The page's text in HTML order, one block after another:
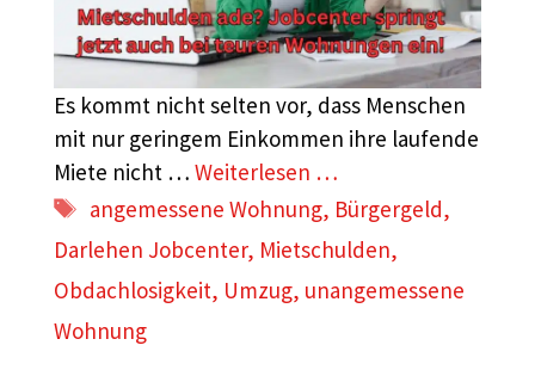
Es kommt nicht selten vor, dass Menschen
mit nur geringem Einkommen ihre laufende
Miete nicht … Weiterlesen …
Schlagwörter
angemessene Wohnung, Bürgergeld,
Darlehen Jobcenter, Mietschulden,
Obdachlosigkeit, Umzug, unangemessene
Wohnung